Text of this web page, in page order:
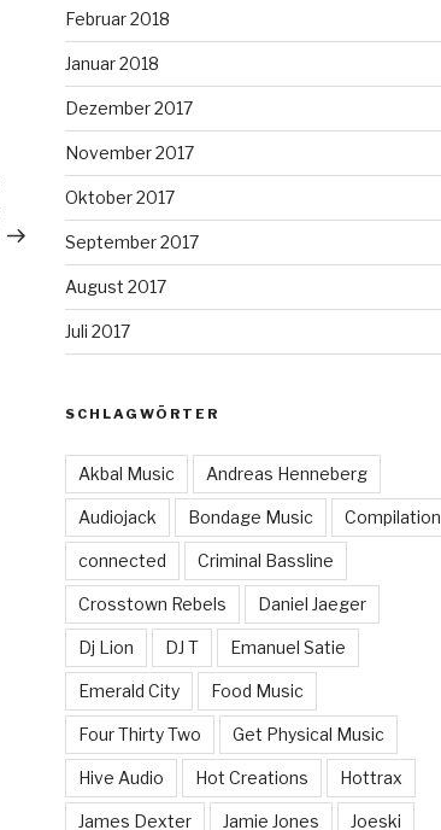
Nächster
Februar 2018
Januar 2018
Dezember 2017
November 2017
Oktober 2017
September 2017
August 2017
Juli 2017
SCHLAGWÖRTER
Akbal Music Andreas Henneberg
Audiojack Bondage Music Compilation
connected Criminal Bassline
Crosstown Rebels Daniel Jaeger
Dj Lion DJ T Emanuel Satie
Emerald City Food Music
Four Thirty Two Get Physical Music
Hive Audio Hot Creations Hottrax
James Dexter Jamie Jones Joeski